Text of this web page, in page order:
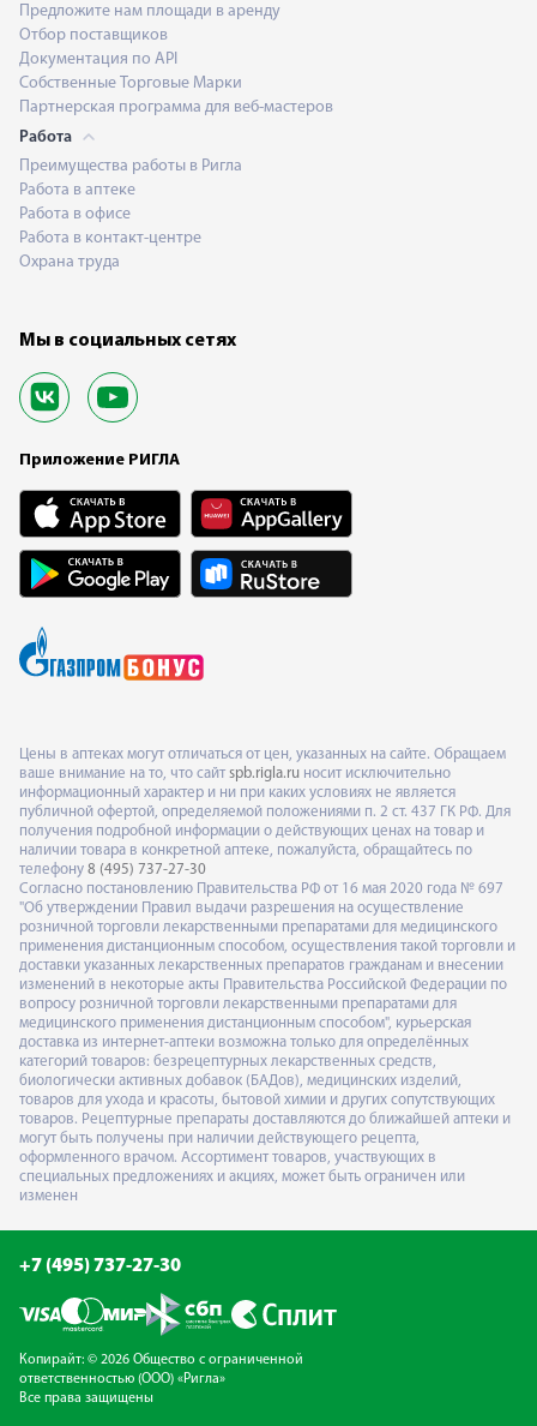
Предложите нам площади в аренду
Отбор поставщиков
Документация по API
Собственные Торговые Марки
Партнерская программа для веб-мастеров
Работа
Преимущества работы в Ригла
Работа в аптеке
Работа в офисе
Работа в контакт-центре
Охрана труда
Мы в социальных сетях
Приложение РИГЛА
Цены в аптеках могут отличаться от цен, указанных на сайте. Обращаем
ваше внимание на то, что сайт spb.rigla.ru носит исключительно
информационный характер и ни при каких условиях не является
публичной офертой, определяемой положениями п. 2 ст. 437 ГК РФ. Для
получения подробной информации о действующих ценах на товар и
наличии товара в конкретной аптеке, пожалуйста, обращайтесь по
телефону 8 (495) 737-27-30
Согласно постановлению Правительства РФ от 16 мая 2020 года № 697
"Об утверждении Правил выдачи разрешения на осуществление
розничной торговли лекарственными препаратами для медицинского
применения дистанционным способом, осуществления такой торговли и
доставки указанных лекарственных препаратов гражданам и внесении
изменений в некоторые акты Правительства Российской Федерации по
вопросу розничной торговли лекарственными препаратами для
медицинского применения дистанционным способом", курьерская
доставка из интернет-аптеки возможна только для определённых
категорий товаров: безрецептурных лекарственных средств,
биологически активных добавок (БАДов), медицинских изделий,
товаров для ухода и красоты, бытовой химии и других сопутствующих
товаров. Рецептурные препараты доставляются до ближайшей аптеки и
могут быть получены при наличии действующего рецепта,
оформленного врачом. Ассортимент товаров, участвующих в
специальных предложениях и акциях, может быть ограничен или
изменен
+7 (495) 737-27-30
Копирайт: © 2026 Общество с ограниченной
ответственностью (ООО) «Ригла»
Все права защищены